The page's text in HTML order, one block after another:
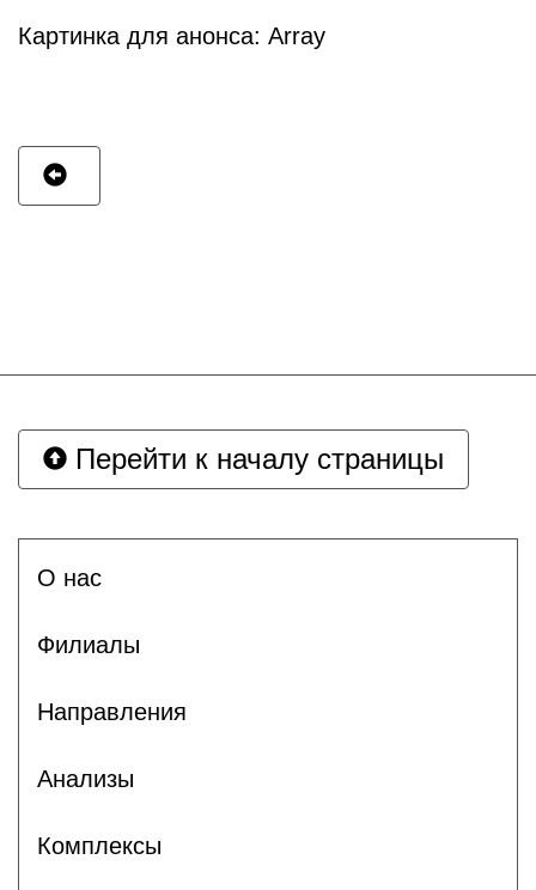
Картинка для анонса: Array
Перейти к началу страницы
О нас
Филиалы
Направления
Анализы
Комплексы